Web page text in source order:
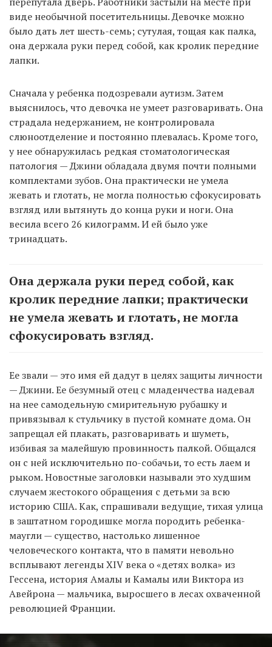
виде необычной посетительницы. Девочке можно
было дать лет шесть-семь; сутулая, тощая как палка,
она держала руки перед собой, как кролик передние
лапки.
Сначала у ребенка подозревали аутизм. Затем
выяснилось, что девочка не умеет разговаривать. Она
страдала недержанием, не контролировала
слюноотделение и постоянно плевалась. Кроме того,
у нее обнаружилась редкая стоматологическая
патология — Джини обладала двумя почти полными
комплектами зубов. Она практически не умела
жевать и глотать, не могла полностью сфокусировать
взгляд или вытянуть до конца руки и ноги. Она
весила всего 26 килограмм. И ей было уже
тринадцать.
Она держала руки перед собой, как
кролик передние лапки; практически
не умела жевать и глотать, не могла
сфокусировать взгляд.
Ее звали — это имя ей дадут в целях защиты личности
— Джини. Ее безумный отец с младенчества надевал
на нее самодельную смирительную рубашку и
привязывал к стульчику в пустой комнате дома. Он
запрещал ей плакать, разговаривать и шуметь,
избивая за малейшую провинность палкой. Общался
он с ней исключительно по-собачьи, то есть лаем и
рыком. Новостные заголовки называли это худшим
случаем жестокого обращения с детьми за всю
историю США. Как, спрашивали ведущие, тихая улица
в заштатном городишке могла породить ребенка-
маугли — существо, настолько лишенное
человеческого контакта, что в памяти невольно
всплывают легенды XIV века о «детях волка» из
Гессена, история Амалы и Камалы или Виктора из
Авейрона — мальчика, выросшего в лесах охваченной
революцией Франции.